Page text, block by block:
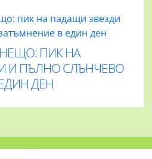
ПИК НА
И ПЪЛНО СЛЪНЧЕВО
ДЕН